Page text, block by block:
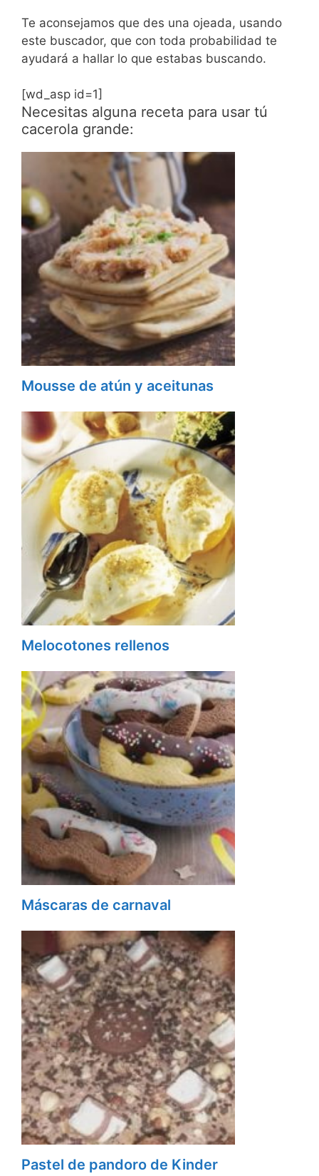
Te aconsejamos que des una ojeada, usando
este buscador, que con toda probabilidad te
ayudará a hallar lo que estabas buscando.
[wd_asp id=1]
Necesitas alguna receta para usar tú
cacerola grande:
Mousse de atún y aceitunas
Melocotones rellenos
Máscaras de carnaval
Pastel de pandoro de Kinder